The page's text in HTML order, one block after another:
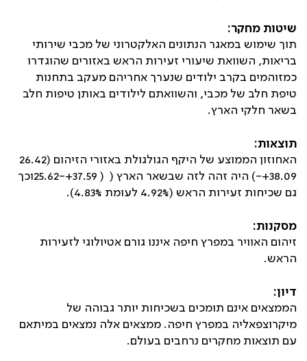
שיטות מחקר:
תוך שימוש במאגר הנתונים האלקטרוני של מכבי שירותי
בריאות, השוואת שיעורי זעירות הראש באזורים שהוגדרו
כמזוהמים בקרב ילודים שנערך אחריהם מעקב בתחנות
טיפת חלב של מכבי, והשוואתם לילודים באותן טיפות חלב
בשאר חלקי הארץ.
תוצאות:
האחוזון הממוצע של היקף הגולגולת באזורי הזיהום (26.42
38.09+-
) היה זהה לזה שבשאר הארץ ( ( 37.59+-25.62
וכך
גם שכיחות זעירות הראש (4.92% לעומת 4.83%).
מסקנות:
זיהום האוויר במפרץ חיפה איננו גורם אטיולוגי לזעירות
הראש.
דיון:
הממצאים אינם תומכים בשכיחות יותר גבוהה של
מיקרוצפאליה במפרץ חיפה. ממצאים אלה נמצאים במיתאם
עם תוצאות מחקרים נרחבים בעולם.